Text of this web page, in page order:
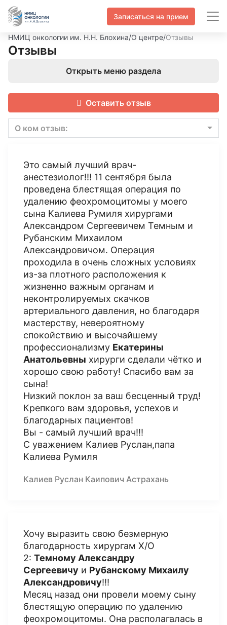
Записаться на прием
НМИЦ онкологии им. Н.Н. Блохина/О центре/Отзывы
Отзывы
Открыть меню раздела
Оставить отзыв
О ком отзыв:
Это самый лучший врач-
анестезиолог!!! 11 сентября была
проведена блестящая операция по
удалению феохромоцитомы у моего
сына Калиева Румиля хирургами
Александром Сергеевичем Темным и
Рубанским Михаилом
Александровичом. Операция
проходила в очень сложных условиях
из-за плотного расположения к
жизненно важным органам и
неконтролируемых скачков
артериального давления, но благодаря
мастерству, невероятному
спокойствию и высочайшему
профессионализму Екатерины
Анатольевны хирурги сделали чётко и
хорошо свою работу! Спасибо вам за
сына!
Низкий поклон за ваш бесценный труд!
Крепкого вам здоровья, успехов и
благодарных пациентов!
Вы - самый лучший врач!!!
С уважением Калиев Руслан,папа
Калиева Румиля
Калиев Руслан Каипович Астрахань
Хочу выразить свою безмерную
благодарность хирургам Х/О
2: Темному Александру
Сергеевичу и Рубанскому Михаилу
Александровичу!!!
Месяц назад они провели моему сыну
блестящую операцию по удалению
феохромоцитомы. Она располагалась в